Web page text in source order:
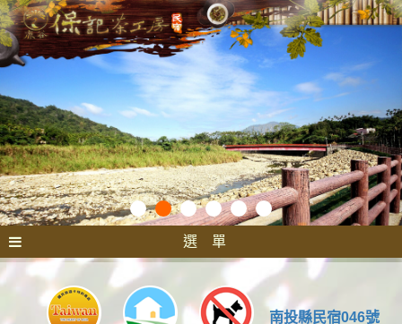
選 單
南投縣民宿046號